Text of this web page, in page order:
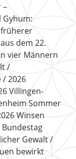
–
Gyhum:
früherer
dem 22.
vier Männern
2026
Villingen-
Sommer
Winsen
Bundestag
Gewalt
bewirkt